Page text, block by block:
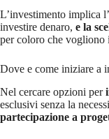
L’investimento implica
investire denaro, e la
per coloro che vogliono
Dove e come iniziare a
Nel cercare opzioni per
esclusivi senza la
partecipazione a